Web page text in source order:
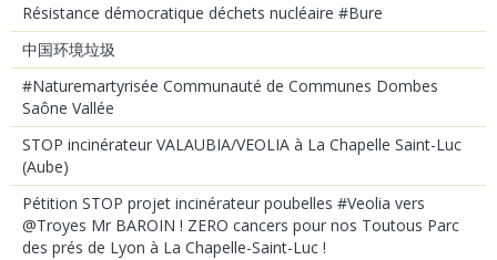
Résistance démocratique déchets nucléaire #Bure
中国环境垃圾
#Naturemartyrisée Communauté de Communes Dombes
Saône Vallée
STOP incinérateur VALAUBIA/VEOLIA à La Chapelle Saint-Luc
(Aube)
Pétition STOP projet incinérateur poubelles #Veolia vers
@Troyes Mr BAROIN ! ZERO cancers pour nos Toutous Parc
des prés de Lyon à La Chapelle-Saint-Luc !